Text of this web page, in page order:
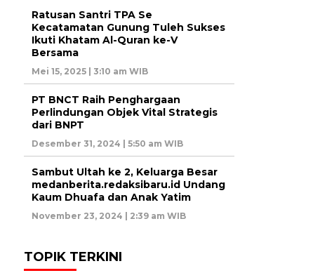
Ratusan Santri TPA Se
Kecatamatan Gunung Tuleh Sukses
Ikuti Khatam Al-Quran ke-V
Bersama
Mei 15, 2025 | 3:10 am WIB
PT BNCT Raih Penghargaan
Perlindungan Objek Vital Strategis
dari BNPT
Desember 31, 2024 | 5:50 am WIB
Sambut Ultah ke 2, Keluarga Besar
medanberita.redaksibaru.id Undang
Kaum Dhuafa dan Anak Yatim
November 23, 2024 | 2:39 am WIB
TOPIK TERKINI